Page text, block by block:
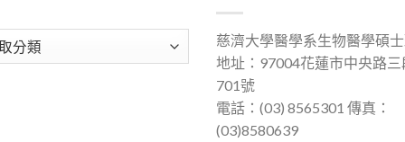
慈濟大學醫學系生物醫學碩
地址：97004花蓮市中央路三
701號
電話：(03) 8565301 傳真：
(03)8580639